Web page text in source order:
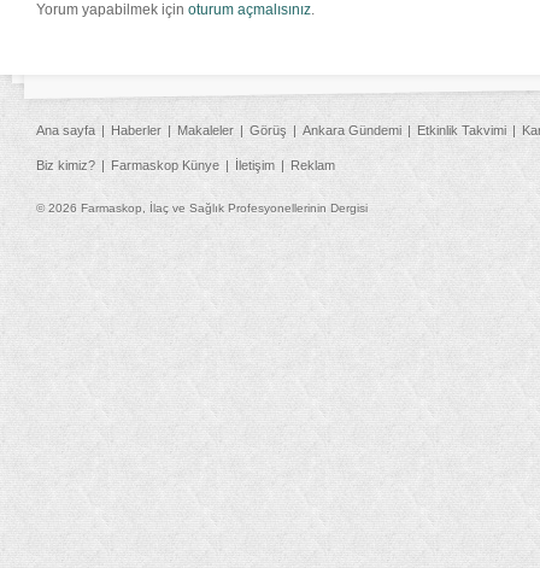
Yorum yapabilmek için oturum açmalısınız.
Ana sayfa Haberler Makaleler Görüş Ankara Gündemi Etkinlik Takvimi
Biz kimiz? Farmaskop Künye İletişim Reklam
© 2026 Farmaskop, İlaç ve Sağlık Profesyonellerinin Dergisi